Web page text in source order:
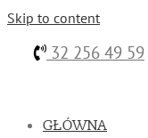
Skip to content
32 256 49 59
GŁÓWNA